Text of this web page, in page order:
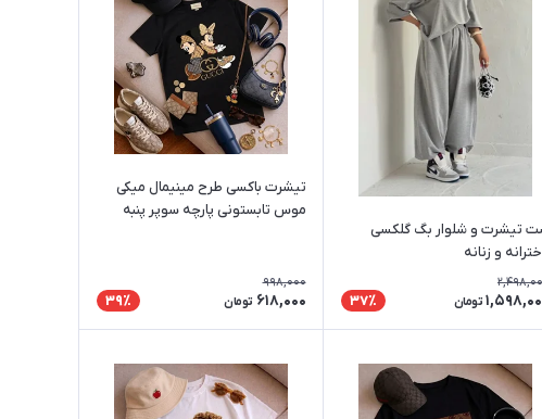
تیشرت و شلوار بگ گلکسی
و زنانه
تومان 37٪
تیشرت باکسی طرح مینیمال میکی
موس تابستونی پارچه سوپر پنبه
998,000
618,000 تومان 39٪